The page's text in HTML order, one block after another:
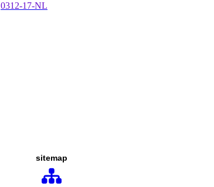
0312-17-NL
sitemap